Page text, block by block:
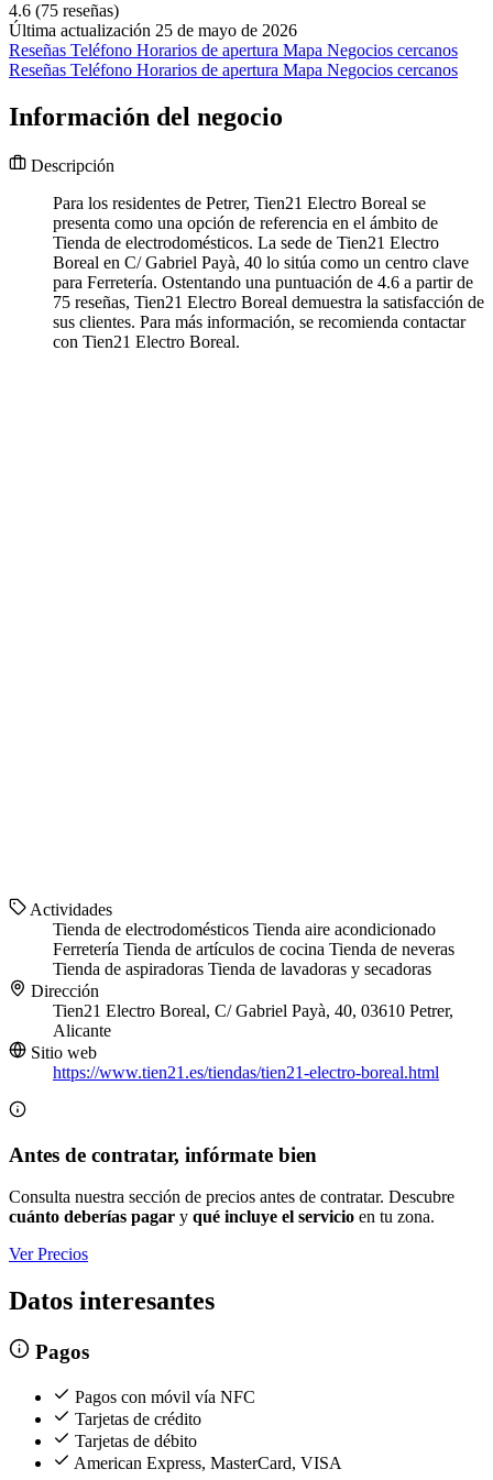
4.6 (75 reseñas)
Última actualización 25 de mayo de 2026
Reseñas Teléfono Horarios de apertura Mapa Negocios cercanos
Reseñas Teléfono Horarios de apertura Mapa Negocios cercanos
Información del negocio
Descripción
Para los residentes de Petrer, Tien21 Electro Boreal se
presenta como una opción de referencia en el ámbito de
Tienda de electrodomésticos. La sede de Tien21 Electro
Boreal en C/ Gabriel Payà, 40 lo sitúa como un centro clave
para Ferretería. Ostentando una puntuación de 4.6 a partir de
75 reseñas, Tien21 Electro Boreal demuestra la satisfacción de
sus clientes. Para más información, se recomienda contactar
con Tien21 Electro Boreal.
Actividades
Tienda de electrodomésticos Tienda aire acondicionado
Ferretería Tienda de artículos de cocina Tienda de neveras
Tienda de aspiradoras Tienda de lavadoras y secadoras
Dirección
Tien21 Electro Boreal, C/ Gabriel Payà, 40, 03610 Petrer,
Alicante
Sitio web
https://www.tien21.es/tiendas/tien21-electro-boreal.html
Antes de contratar, infórmate bien
Consulta nuestra sección de precios antes de contratar. Descubre
cuánto deberías pagar y qué incluye el servicio en tu zona.
Ver Precios
Datos interesantes
Pagos
Pagos con móvil vía NFC
Tarjetas de crédito
Tarjetas de débito
American Express, MasterCard, VISA